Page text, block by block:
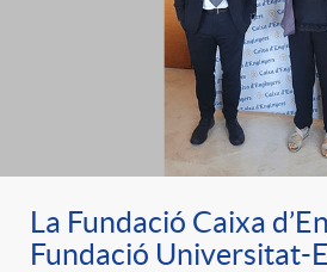
La Fundació Caixa
Fundació Universitat-